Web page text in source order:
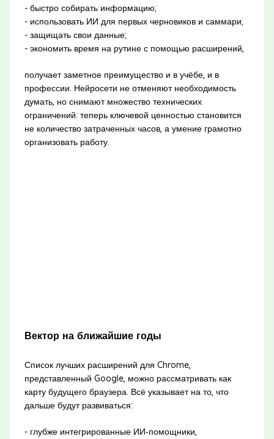
- быстро собирать информацию;
- использовать ИИ для первых черновиков и саммари;
- защищать свои данные;
- экономить время на рутине с помощью расширений,
получает заметное преимущество и в учёбе, и в
профессии. Нейросети не отменяют необходимость
думать, но снимают множество технических
ограничений: теперь ключевой ценностью становится
не количество затраченных часов, а умение грамотно
организовать работу.
Вектор на ближайшие годы
Список лучших расширений для Chrome,
представленный Google, можно рассматривать как
карту будущего браузера. Всё указывает на то, что
дальше будут развиваться:
- глубже интегрированные ИИ‑помощники,